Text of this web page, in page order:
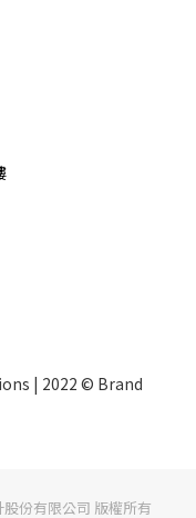
| 2022 © Brand
股份有限公司 版權所有